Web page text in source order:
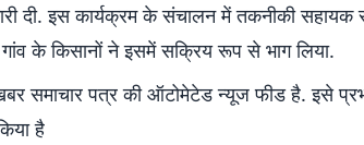
दी. इस कार्यक्रम के संचालन में तकनीकी सहायक
गांव के किसानों ने इसमें सक्रिय रूप से भाग लिया.
समाचार पत्र की ऑटोमेटेड न्यूज फीड है. इसे
है